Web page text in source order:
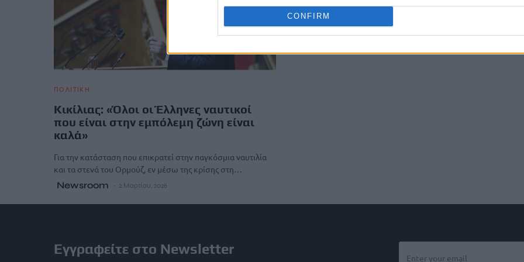
CONFIRM
ΠΟΛΙΤΙΚΗ
Κικίλιας: «Όλοι οι Έλληνες ναυτικοί
που είναι στην εμπόλεμη ζώνη είναι
καλά»
Για την κατάσταση που επικρατεί στην παγκόσμια ναυτιλία
και τα στενά του Ορμούζ, εν μέσω της κρίσης στη…
Newsroom 2 Μαρτίου, 2026
Εγγραφείτε στο Newsletter